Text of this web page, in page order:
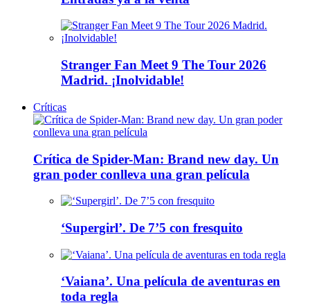
Stranger Fan Meet 9 The Tour 2026
Madrid. ¡Inolvidable!
Críticas
Crítica de Spider-Man: Brand new day. Un
gran poder conlleva una gran película
‘Supergirl’. De 7’5 con fresquito
‘Vaiana’. Una película de aventuras en
toda regla